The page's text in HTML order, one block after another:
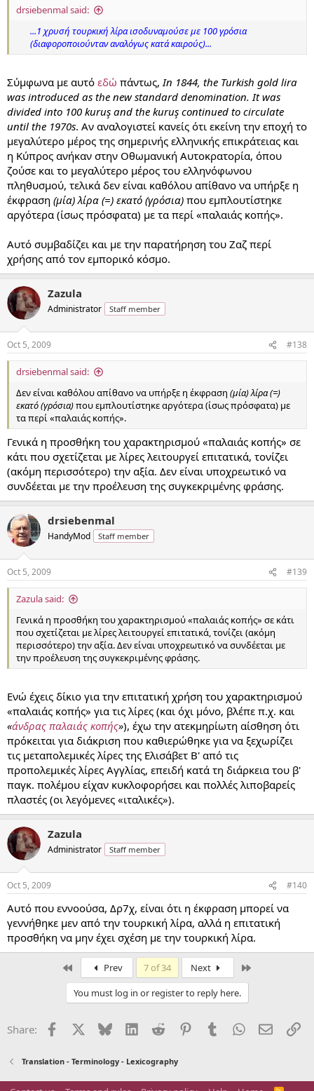
drsiebenmal said:
...1 χρυσή τουρκική λίρα ισοδυναμούσε με 100 γρόσια
(διαφοροποιούνταν αναλόγως κατά καιρούς)...
Σύμφωνα με αυτό εδώ πάντως, In 1844, the Turkish gold lira
was introduced as the new standard denomination. It was
divided into 100 kuruş and the kuruş continued to circulate
until the 1970s. Αν αναλογιστεί κανείς ότι εκείνη την εποχή το
μεγαλύτερο μέρος της σημερινής ελληνικής επικράτειας και
η Κύπρος ανήκαν στην Οθωμανική Αυτοκρατορία, όπου
ζούσε και το μεγαλύτερο μέρος του ελληνόφωνου
πληθυσμού, τελικά δεν είναι καθόλου απίθανο να υπήρξε η
έκφραση (μία) λίρα (=) εκατό (γρόσια) που εμπλουτίστηκε
αργότερα (ίσως πρόσφατα) με τα περί «παλαιάς κοπής».
Αυτό συμβαδίζει και με την παρατήρηση του Ζαζ περί
χρήσης από τον εμπορικό κόσμο.
Zazula
Administrator Staff member
Oct 5, 2009 #138
drsiebenmal said:
Δεν είναι καθόλου απίθανο να υπήρξε η έκφραση (μία) λίρα (=)
εκατό (γρόσια)που εμπλουτίστηκε αργότερα (ίσως πρόσφατα) με
τα περί «παλαιάς κοπής».
Γενικά η προσθήκη του χαρακτηρισμού «παλαιάς κοπής» σε
κάτι που σχετίζεται με λίρες λειτουργεί επιτατικά, τονίζει
(ακόμη περισσότερο) την αξία. Δεν είναι υποχρεωτικό να
συνδέεται με την προέλευση της συγκεκριμένης φράσης.
drsiebenmal
HandyMod Staff member
Oct 5, 2009 #139
Zazula said:
Γενικά η προσθήκη του χαρακτηρισμού «παλαιάς κοπής» σε κάτι
που σχετίζεται με λίρες λειτουργεί επιτατικά, τονίζει (ακόμη
περισσότερο) την αξία. Δεν είναι υποχρεωτικό να συνδέεται με
την προέλευση της συγκεκριμένης φράσης.
Ενώ έχεις δίκιο για την επιτατική χρήση του χαρακτηρισμού
«παλαιάς κοπής» για τις λίρες (και όχι μόνο, βλέπε π.χ. και
«άνδρας παλαιάς κοπής»), έχω την ατεκμηρίωτη αίσθηση ότι
πρόκειται για διάκριση που καθιερώθηκε για να ξεχωρίζει
τις μεταπολεμικές λίρες της Ελισάβετ Β' από τις
προπολεμικές λίρες Αγγλίας, επειδή κατά τη διάρκεια του β'
παγκ. πολέμου είχαν κυκλοφορήσει και πολλές λιποβαρείς
πλαστές (οι λεγόμενες «ιταλικές»).
Zazula
Administrator Staff member
Oct 5, 2009 #140
Αυτό που εννοούσα, Δρ7χ, είναι ότι η έκφραση μπορεί να
γεννήθηκε μεν από την τουρκική λίρα, αλλά η επιτατική
προσθήκη να μην έχει σχέση με την τουρκική λίρα.
Prev 7 of 34 Next
You must log in or register to reply here.
Share: Facebook Bluesky LinkedInReddit PinterestTumblrWhatsApp
Email
Translation - Terminology - Lexicography